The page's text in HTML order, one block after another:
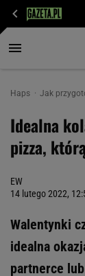
Haps Jak
Idealna
pizza,
EW
14 lutego 2022,
Walentynki
idealna
partnerce